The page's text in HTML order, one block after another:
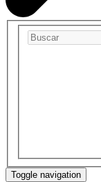
Toggle navigation